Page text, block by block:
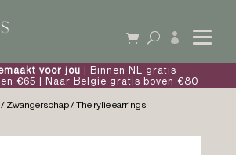

voor jou | Binnen NL gratis
€65 | Naar België gratis boven €80
/ Zwangerschap/ The rylie earrings